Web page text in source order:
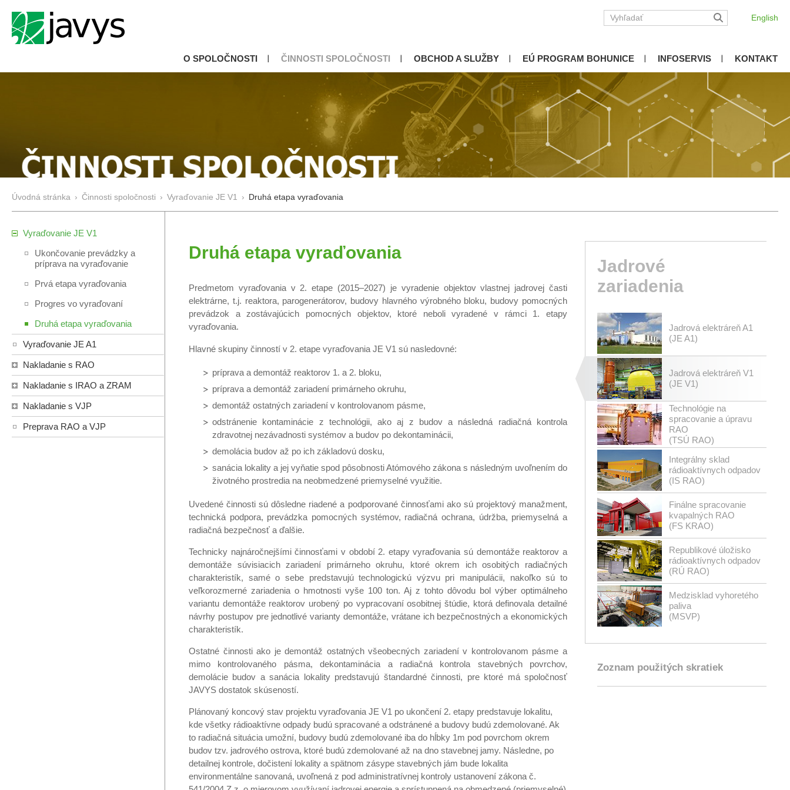
English
O SPOLOČNOSTI ČINNOSTI SPOLOČNOSTI OBCHOD A SLUŽBY EÚ PROGRAM BOHUNICE INFOSERVIS KONTAKT
Úvodná stránka › Činnosti spoločnosti › Vyraďovanie JE V1 › Druhá etapa vyraďovania
Vyraďovanie JE V1
Ukončovanie prevádzky a
príprava na vyraďovanie
Prvá etapa vyraďovania
Progres vo vyraďovaní
Druhá etapa vyraďovania
Vyraďovanie JE A1
Nakladanie s RAO
Nakladanie s IRAO a ZRAM
Nakladanie s VJP
Preprava RAO a VJP
Druhá etapa vyraďovania
Predmetom vyraďovania v 2. etape (2015–2027) je vyradenie objektov vlastnej jadrovej časti
elektrárne, t.j. reaktora, parogenerátorov, budovy hlavného výrobného bloku, budovy pomocných
prevádzok a zostávajúcich pomocných objektov, ktoré neboli vyradené v rámci 1. etapy
vyraďovania.
Hlavné skupiny činností v 2. etape vyraďovania JE V1 sú nasledovné:
príprava a demontáž reaktorov 1. a 2. bloku,
príprava a demontáž zariadení primárneho okruhu,
demontáž ostatných zariadení v kontrolovanom pásme,
odstránenie kontaminácie z technológii, ako aj z budov a následná radiačná kontrola
zdravotnej nezávadnosti systémov a budov po dekontaminácii,
demolácia budov až po ich základovú dosku,
sanácia lokality a jej vyňatie spod pôsobnosti Atómového zákona s následným uvoľnením do
životného prostredia na neobmedzené priemyselné využitie.
Uvedené činnosti sú dôsledne riadené a podporované činnosťami ako sú projektový manažment,
technická podpora, prevádzka pomocných systémov, radiačná ochrana, údržba, priemyselná a
radiačná bezpečnosť a ďalšie.
Technicky najnáročnejšími činnosťami v období 2. etapy vyraďovania sú demontáže reaktorov a
demontáže súvisiacich zariadení primárneho okruhu, ktoré okrem ich osobitých radiačných
charakteristík, samé o sebe predstavujú technologickú výzvu pri manipulácii, nakoľko sú to
veľkorozmerné zariadenia o hmotnosti vyše 100 ton. Aj z tohto dôvodu bol výber optimálneho
variantu demontáže reaktorov urobený po vypracovaní osobitnej štúdie, ktorá definovala detailné
návrhy postupov pre jednotlivé varianty demontáže, vrátane ich bezpečnostných a ekonomických
charakteristík.
Ostatné činnosti ako je demontáž ostatných všeobecných zariadení v kontrolovanom pásme a
mimo kontrolovaného pásma, dekontaminácia a radiačná kontrola stavebných povrchov,
demolácie budov a sanácia lokality predstavujú štandardné činnosti, pre ktoré má spoločnosť
JAVYS dostatok skúseností.
Plánovaný koncový stav projektu vyraďovania JE V1 po ukončení 2. etapy predstavuje lokalitu,
kde všetky rádioaktívne odpady budú spracované a odstránené a budovy budú zdemolované. Ak
to radiačná situácia umožní, budovy budú zdemolované iba do hĺbky 1m pod povrchom okrem
budov tzv. jadrového ostrova, ktoré budú zdemolované až na dno stavebnej jamy. Následne, po
detailnej kontrole, dočistení lokality a spätnom zásype stavebných jám bude lokalita
environmentálne sanovaná, uvoľnená z pod administratívnej kontroly ustanovení zákona č.
Jadrové
zariadenia
Jadrová elektráreň A1
(JE A1)
Jadrová elektráreň V1
(JE V1)
Technológie na
spracovanie a úpravu
RAO
(TSÚ RAO)
Integrálny sklad
rádioaktívnych odpadov
(IS RAO)
Finálne spracovanie
kvapalných RAO
(FS KRAO)
Republikové úložisko
rádioaktívnych odpadov
(RÚ RAO)
Medzisklad vyhoretého
paliva
(MSVP)
Zoznam použitých skratiek